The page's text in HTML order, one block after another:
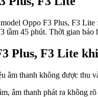
Oppo F3 Plus, F3
tầm 45 phút. Thời gian bảo
Plus, F3 Lite
thanh không được thu
âm thanh phát ra không